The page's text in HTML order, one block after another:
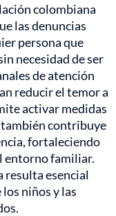
colombiana
las denuncias
persona que
necesidad de ser
de atención
reducir el temor a
activar medidas
contribuye
fortaleciendo
entorno familiar.
resulta esencial
niños y las